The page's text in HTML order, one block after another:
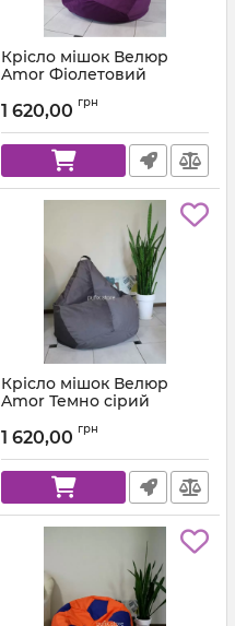
Крісло мішок Велюр
Amor Фіолетовий
1 620,00 грн
Крісло мішок Велюр
Amor Темно сірий
1 620,00 грн